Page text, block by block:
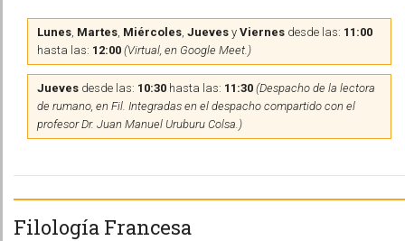
Lunes, Martes, Miércoles, Jueves y Viernes desde las: 11:00
hasta las: 12:00 (Virtual, en Google Meet.)
Jueves desde las: 10:30 hasta las: 11:30 (Despacho de la lectora
de rumano, en Fil. Integradas en el despacho compartido con el
profesor Dr. Juan Manuel Uruburu Colsa.)
Filología Francesa